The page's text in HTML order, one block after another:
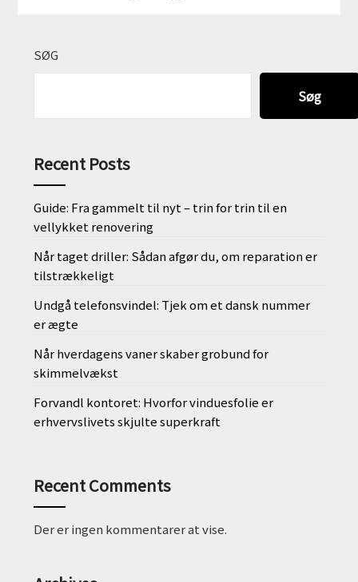
SØG
Søg
Recent Posts
Guide: Fra gammelt til nyt – trin for trin til en
vellykket renovering
Når taget driller: Sådan afgør du, om reparation er
tilstrækkeligt
Undgå telefonsvindel: Tjek om et dansk nummer
er ægte
Når hverdagens vaner skaber grobund for
skimmelvækst
Forvandl kontoret: Hvorfor vinduesfolie er
erhvervslivets skjulte superkraft
Recent Comments
Der er ingen kommentarer at vise.